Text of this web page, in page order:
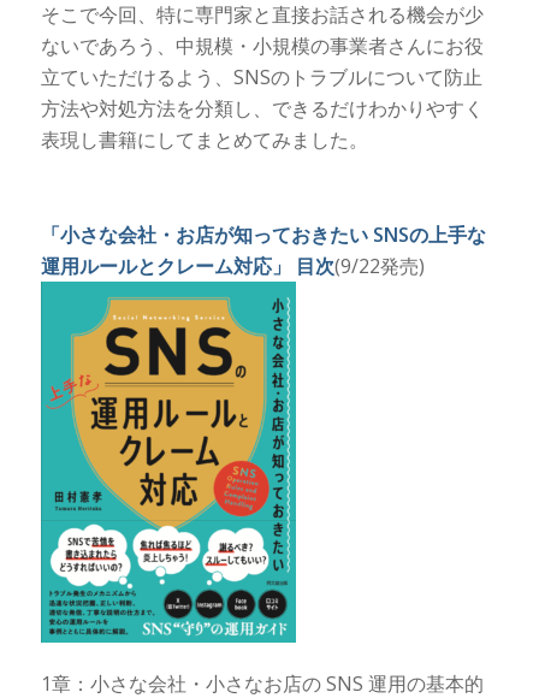
そこで今回、特に専門家と直接お話される機会が少
ないであろう、中規模・小規模の事業者さんにお役
立ていただけるよう、SNSのトラブルについて防止
方法や対処方法を分類し、できるだけわかりやすく
表現し書籍にしてまとめてみました。
「小さな会社・お店が知っておきたい SNSの上手な
運用ルールとクレーム対応」 目次(9/22発売)
1章：小さな会社・小さなお店の SNS 運用の基本的